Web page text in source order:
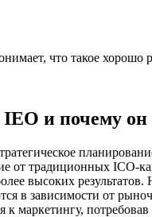
что такое хорошо
и почему
от традиционных ICO-
высоких
в зависимости от
к маркетингу,